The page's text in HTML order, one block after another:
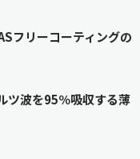
フリーコーティングの
ツ波を95％吸収する薄